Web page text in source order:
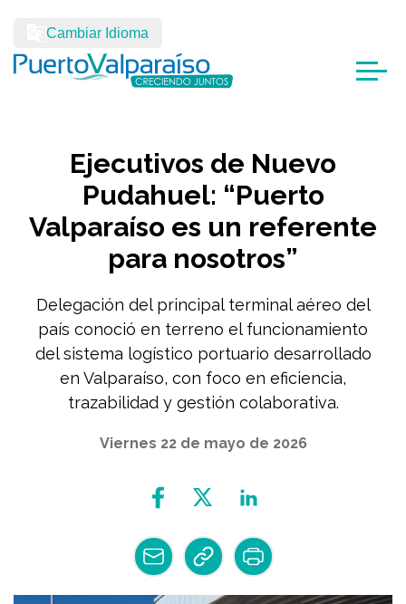
Cambiar Idioma
Ejecutivos de Nuevo
Pudahuel: “Puerto
Valparaíso es un referente
para nosotros”
Delegación del principal terminal aéreo del
país conoció en terreno el funcionamiento
del sistema logístico portuario desarrollado
en Valparaíso, con foco en eficiencia,
trazabilidad y gestión colaborativa.
Viernes 22 de mayo de 2026